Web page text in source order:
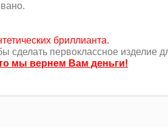
бриллианта.
сделать первоклассное изделие
мы вернем Вам деньги!